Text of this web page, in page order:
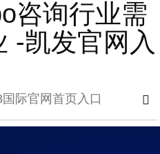
咨询行业需
-凯发官网入
际官网首页入口